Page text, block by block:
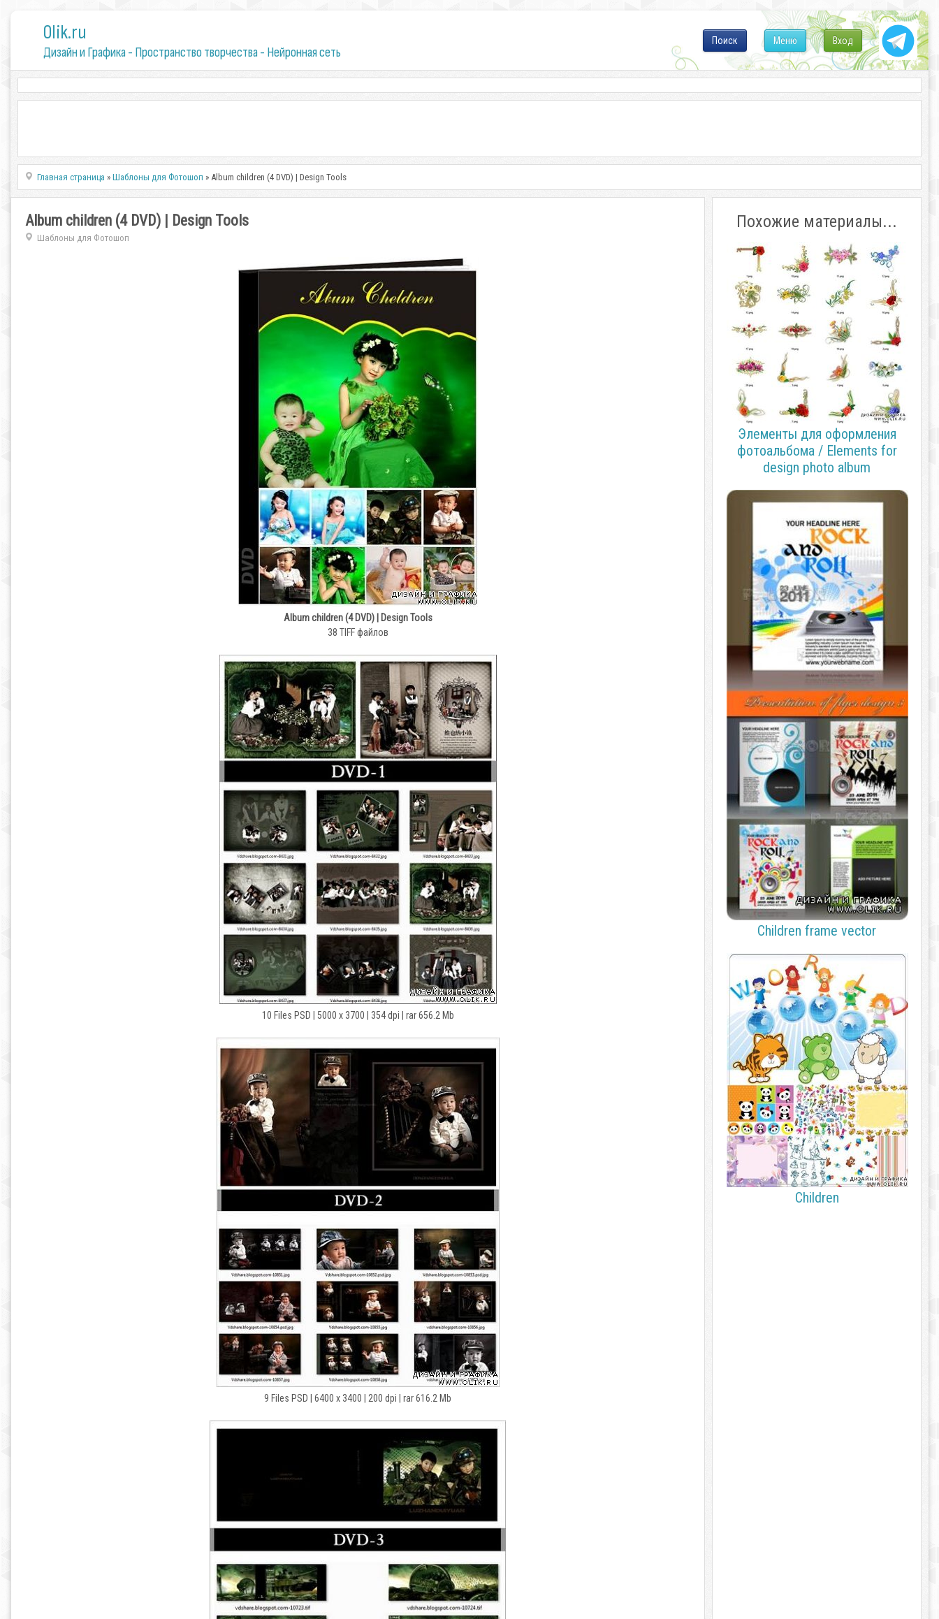
0lik.ru
Дизайн и Графика - Пространство творчества - Нейронная сеть
Вход
Меню
Поиск
Главная страница »Шаблоны для Фотошоп » Album children (4 DVD) | Design Tools
Album children (4 DVD) | Design Tools
Шаблоны для Фотошоп
Album children (4 DVD) | Design Tools
38 TIFF файлов
10 Files PSD | 5000 x 3700 | 354 dpi | rar 656.2 Mb
9 Files PSD | 6400 x 3400 | 200 dpi | rar 616.2 Mb
Похожие материалы...
Элементы для оформления
фотоальбома / Elements for
design photo album
Children frame vector
Children